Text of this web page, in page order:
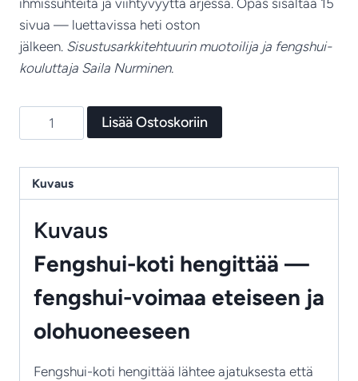
ihmissuhteita ja viihtyvyyttä arjessa. Opas sisältää 15
sivua — luettavissa heti oston
jälkeen. Sisustusarkkitehtuurin muotoilija ja fengshui-
kouluttaja Saila Nurminen.
Koti
Fengshui‑voimaa
eteiseen
olohuoneeseen
määrä
Lisää Ostoskoriin
Kuvaus
Kuvaus
Fengshui-koti hengittää —
fengshui-voimaa eteiseen ja
olohuoneeseen
Fengshui-koti hengittää lähtee ajatuksesta että